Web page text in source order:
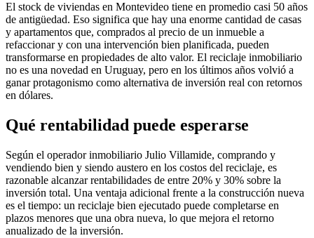
El stock de viviendas en Montevideo tiene en promedio casi 50 años
de antigüedad. Eso significa que hay una enorme cantidad de casas
y apartamentos que, comprados al precio de un inmueble a
refaccionar y con una intervención bien planificada, pueden
transformarse en propiedades de alto valor. El reciclaje inmobiliario
no es una novedad en Uruguay, pero en los últimos años volvió a
ganar protagonismo como alternativa de inversión real con retornos
en dólares.
Qué rentabilidad puede esperarse
Según el operador inmobiliario Julio Villamide, comprando y
vendiendo bien y siendo austero en los costos del reciclaje, es
razonable alcanzar rentabilidades de entre 20% y 30% sobre la
inversión total. Una ventaja adicional frente a la construcción nueva
es el tiempo: un reciclaje bien ejecutado puede completarse en
plazos menores que una obra nueva, lo que mejora el retorno
anualizado de la inversión.